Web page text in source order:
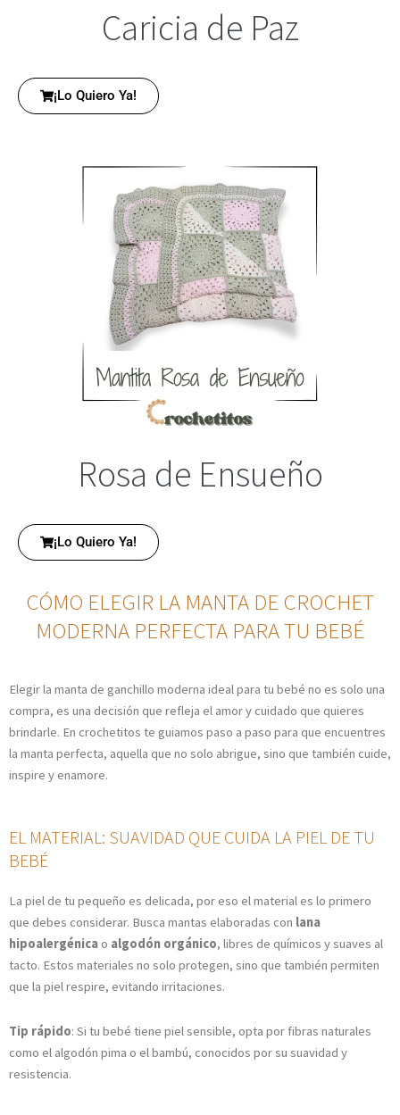
Caricia de Paz
¡Lo Quiero Ya!
Rosa de Ensueño
¡Lo Quiero Ya!
CÓMO ELEGIR LA MANTA DE CROCHET
MODERNA PERFECTA PARA TU BEBÉ
Elegir la manta de ganchillo moderna ideal para tu bebé no es solo una
compra, es una decisión que refleja el amor y cuidado que quieres
brindarle. En crochetitos te guiamos paso a paso para que encuentres
la manta perfecta, aquella que no solo abrigue, sino que también cuide,
inspire y enamore.
EL MATERIAL: SUAVIDAD QUE CUIDA LA PIEL DE TU
BEBÉ
La piel de tu pequeño es delicada, por eso el material es lo primero
que debes considerar. Busca mantas elaboradas con lana
hipoalergénicao algodón orgánico, libres de químicos y suaves al
tacto. Estos materiales no solo protegen, sino que también permiten
que la piel respire, evitando irritaciones.
Tip rápido: Si tu bebé tiene piel sensible, opta por fibras naturales
como el algodón pima o el bambú, conocidos por su suavidad y
resistencia.